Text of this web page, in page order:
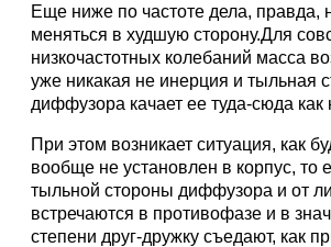
Еще ниже по частоте дела, правда,
меняться в худшую сторону.Для
низкочастотных колебаний масса
уже никакая не инерция и тыльная
диффузора качает ее туда-сюда как
При этом возникает ситуация, как
вообще не установлен в корпус, то
тыльной стороны диффузора и от
встречаются в противофазе и в
степени друг-дружку съедают, как